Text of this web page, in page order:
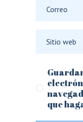
que